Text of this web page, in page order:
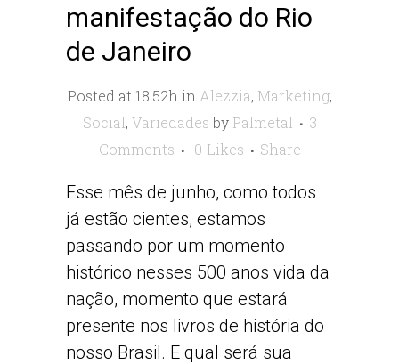
manifestação do Rio
de Janeiro
Posted at 18:52h in Alezzia, Marketing,
Social, Variedades by Palmetal
3
Comments
0 Likes Share
Esse mês de junho, como todos
já estão cientes, estamos
passando por um momento
histórico nesses 500 anos vida da
nação, momento que estará
presente nos livros de história do
nosso Brasil. E qual será sua